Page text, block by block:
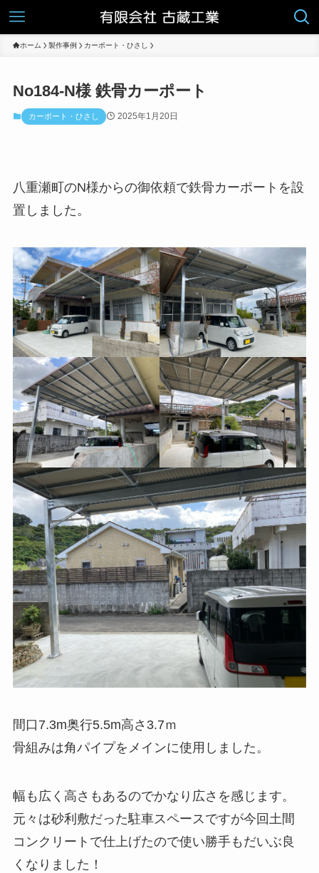
ホーム 製作事例 カーポート・ひさし
No184-N様 鉄骨カーポート
カーポート・ひさし 2025年1月20日
八重瀬町のN様からの御依頼で鉄骨カーポートを設
置しました。
間口7.3m奥行5.5m高さ3.7ｍ
骨組みは角パイプをメインに使用しました。
幅も広く高さもあるのでかなり広さを感じます。
元々は砂利敷だった駐車スペースですが今回土間
コンクリートで仕上げたので使い勝手もだいぶ良
くなりました！